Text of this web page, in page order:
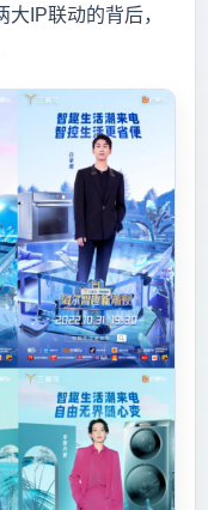
IP联动的背后，